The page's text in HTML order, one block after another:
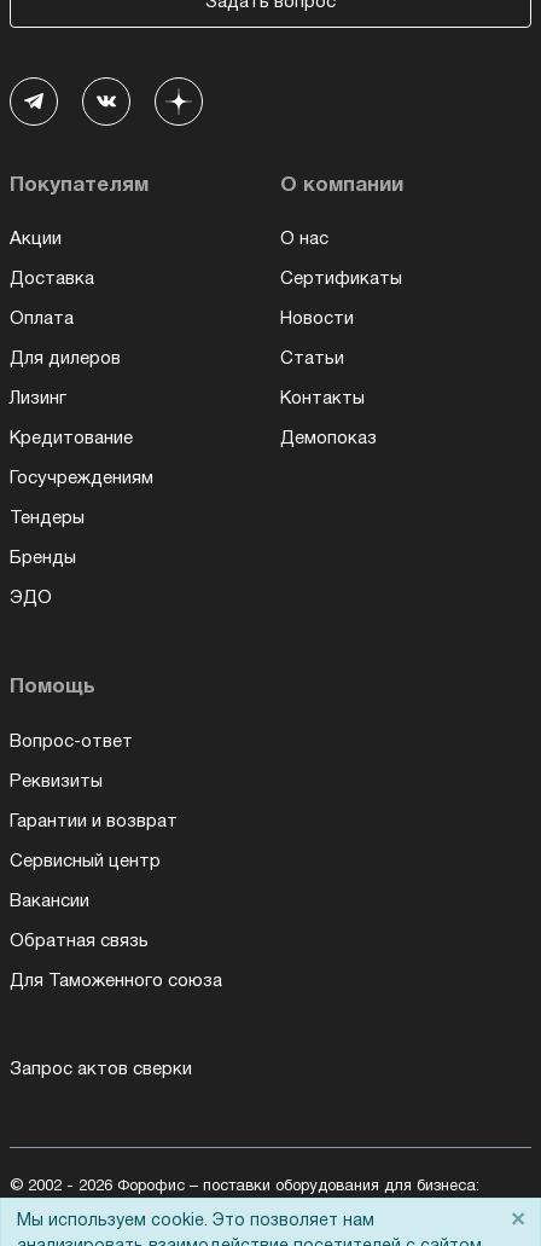
Покупателям
Акции
Доставка
Оплата
Для дилеров
Лизинг
Кредитование
Госучреждениям
Тендеры
Бренды
ЭДО
О компании
О нас
Сертификаты
Новости
Статьи
Контакты
Демопоказ
Помощь
Вопрос-ответ
Реквизиты
Гарантии и возврат
Сервисный центр
Вакансии
Обратная связь
Для Таможенного союза
Запрос актов сверки
© 2002 - 2026 Форофис – поставки оборудования для бизнеса:
полиграфического, банковского, презентационного и оргтехники
На информационном ресурсе применяются
Мы используем cookie. Это позволяет нам
×